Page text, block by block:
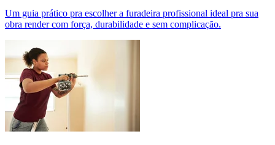
Um guia prático pra escolher a furadeira profissional ideal pra sua
obra render com força, durabilidade e sem complicação.